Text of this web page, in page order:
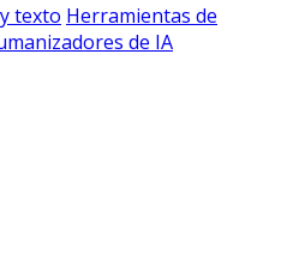
texto Herramientas de
de IA